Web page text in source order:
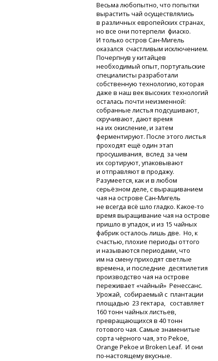
Весьма любопытно, что попытки
вырастить чай осуществлялись
в различных европейских странах,
но все они потерпели фиаско.
И только островСан-Мигель
оказался счастливым исключением.
Почерпнув у китайцев
необходимый опыт, португальские
специалисты разработали
собственную технологию, которая
даже в наш век высоких технологий
осталась почти неизменной:
собранные листья подсушивают,
скручивают, дают время
на их окисление, и затем
ферментируют. После этого листья
проходят ещё один этап
просушивания, вслед за чем
их сортируют, упаковывают
и отправляют в продажу.
Разумеется, как и в любом
серьёзном деле, с выращиванием
чая на островеСан-Мигель
не всегда всё шло гладко.Какое-то
время выращивание чая на острове
пришло в упадок, и из 15 чайных
фабрик осталось лишь две. Но, к
счастью, плохие периоды оттого
и называются периодами, что
им на смену приходят светлые
времена, и последние десятилетия
производство чая на острове
переживает «чайный» Ренессанс.
Урожай, собираемый с плантации
площадью 23 гектара, составляет
160 тонн чайных листьев,
превращающихся в 40 тонн
готового чая. Самые знаменитые
сорта чёрного чая, это Pekoe,
Orange Pekoe и Broken Leaf. И они
по-настоящемувкусные.